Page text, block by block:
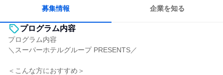
募集情報 企業を知る
プログラム内容
プログラム内容
＼スーパーホテルグループ PRESENTS／
＜こんな方におすすめ＞